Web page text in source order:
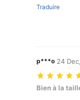
Traduire
p***o 24
Bien à la taille:
Bien à la